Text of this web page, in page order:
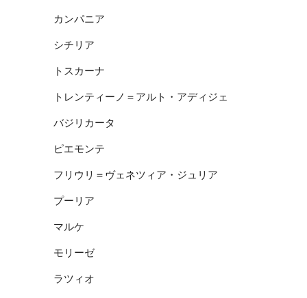
カンパニア
シチリア
トスカーナ
トレンティーノ＝アルト・アディジェ
バジリカータ
ピエモンテ
フリウリ＝ヴェネツィア・ジュリア
プーリア
マルケ
モリーゼ
ラツィオ